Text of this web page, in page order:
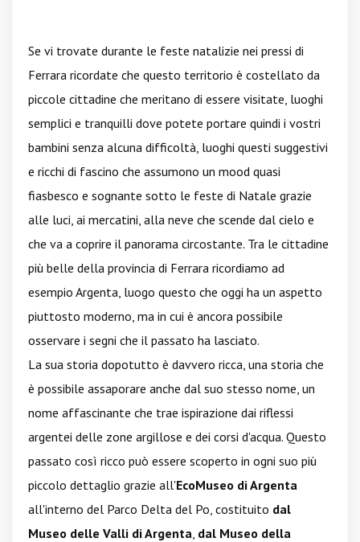
Se vi trovate durante le feste natalizie nei pressi di
Ferrara ricordate che questo territorio è costellato da
piccole cittadine che meritano di essere visitate, luoghi
semplici e tranquilli dove potete portare quindi i vostri
bambini senza alcuna difficoltà, luoghi questi suggestivi
e ricchi di fascino che assumono un mood quasi
fiasbesco e sognante sotto le feste di Natale grazie
alle luci, ai mercatini, alla neve che scende dal cielo e
che va a coprire il panorama circostante. Tra le cittadine
più belle della provincia di Ferrara ricordiamo ad
esempio Argenta, luogo questo che oggi ha un aspetto
piuttosto moderno, ma in cui è ancora possibile
osservare i segni che il passato ha lasciato.
La sua storia dopotutto è davvero ricca, una storia che
è possibile assaporare anche dal suo stesso nome, un
nome affascinante che trae ispirazione dai riflessi
argentei delle zone argillose e dei corsi d'acqua. Questo
passato così ricco può essere scoperto in ogni suo più
piccolo dettaglio grazie all'EcoMuseo di Argenta
all'interno del Parco Delta del Po, costituito dal
Museo delle Valli di Argenta, dal Museo della